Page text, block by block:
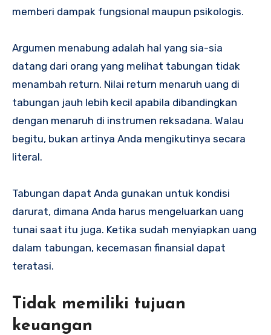
memberi dampak fungsional maupun psikologis.
Argumen menabung adalah hal yang sia-sia
datang dari orang yang melihat tabungan tidak
menambah return. Nilai return menaruh uang di
tabungan jauh lebih kecil apabila dibandingkan
dengan menaruh di instrumen reksadana. Walau
begitu, bukan artinya Anda mengikutinya secara
literal.
Tabungan dapat Anda gunakan untuk kondisi
darurat, dimana Anda harus mengeluarkan uang
tunai saat itu juga. Ketika sudah menyiapkan uang
dalam tabungan, kecemasan finansial dapat
teratasi.
Tidak memiliki tujuan
keuangan